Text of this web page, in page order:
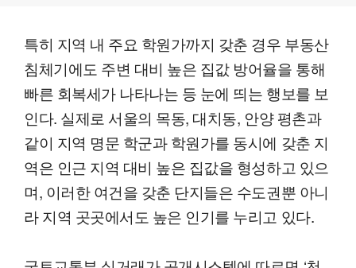
특히 지역 내 주요 학원가까지 갖춘 경우 부동산
침체기에도 주변 대비 높은 집값 방어율을 통해
빠른 회복세가 나타나는 등 눈에 띄는 행보를 보
인다. 실제로 서울의 목동, 대치동, 안양 평촌과
같이 지역 명문 학군과 학원가를 동시에 갖춘 지
역은 인근 지역 대비 높은 집값을 형성하고 있으
며, 이러한 여건을 갖춘 단지들은 수도권뿐 아니
라 지역 곳곳에서도 높은 인기를 누리고 있다.